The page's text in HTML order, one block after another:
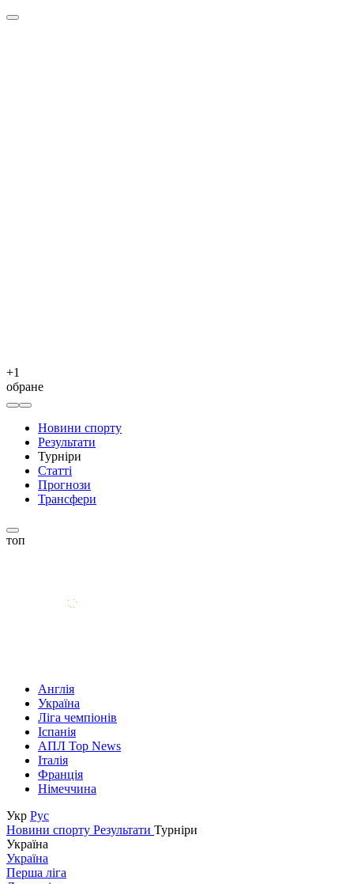
+1
обране
Новини спорту
Результати
Турніри
Статті
Прогнози
Трансфери
топ
Англія
Україна
Ліга чемпіонів
Іспанія
АПЛ Top News
Італія
Франція
Німеччина
Укр Рус
Новини спорту Результати Турніри
Україна
Україна
Перша ліга